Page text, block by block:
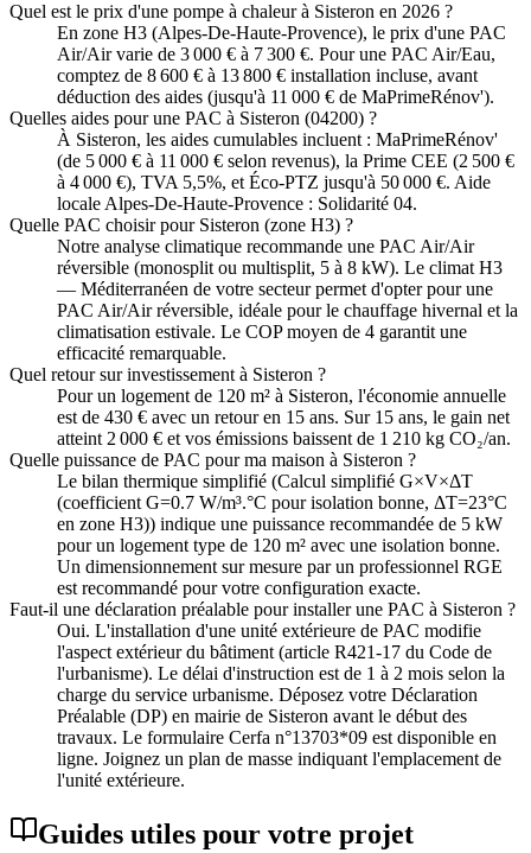
Quel est le prix d'une pompe à chaleur à Sisteron en 2026 ?
En zone H3 (Alpes-De-Haute-Provence), le prix d'une PAC
Air/Air varie de 3 000 € à 7 300 €. Pour une PAC Air/Eau,
comptez de 8 600 € à 13 800 € installation incluse, avant
déduction des aides (jusqu'à 11 000 € de MaPrimeRénov').
Quelles aides pour une PAC à Sisteron (04200) ?
À Sisteron, les aides cumulables incluent : MaPrimeRénov'
(de 5 000 € à 11 000 € selon revenus), la Prime CEE (2 500 €
à 4 000 €), TVA 5,5%, et Éco-PTZ jusqu'à 50 000 €. Aide
locale Alpes-De-Haute-Provence : Solidarité 04.
Quelle PAC choisir pour Sisteron (zone H3) ?
Notre analyse climatique recommande une PAC Air/Air
réversible (monosplit ou multisplit, 5 à 8 kW). Le climat H3
— Méditerranéen de votre secteur permet d'opter pour une
PAC Air/Air réversible, idéale pour le chauffage hivernal et la
climatisation estivale. Le COP moyen de 4 garantit une
efficacité remarquable.
Quel retour sur investissement à Sisteron ?
Pour un logement de 120 m² à Sisteron, l'économie annuelle
est de 430 € avec un retour en 15 ans. Sur 15 ans, le gain net
atteint 2 000 € et vos émissions baissent de 1 210 kg CO₂/an.
Quelle puissance de PAC pour ma maison à Sisteron ?
Le bilan thermique simplifié (Calcul simplifié G×V×ΔT
(coefficient G=0.7 W/m³.°C pour isolation bonne, ΔT=23°C
en zone H3)) indique une puissance recommandée de 5 kW
pour un logement type de 120 m² avec une isolation bonne.
Un dimensionnement sur mesure par un professionnel RGE
est recommandé pour votre configuration exacte.
Faut-il une déclaration préalable pour installer une PAC à Sisteron ?
Oui. L'installation d'une unité extérieure de PAC modifie
l'aspect extérieur du bâtiment (article R421-17 du Code de
l'urbanisme). Le délai d'instruction est de 1 à 2 mois selon la
charge du service urbanisme. Déposez votre Déclaration
Préalable (DP) en mairie de Sisteron avant le début des
travaux. Le formulaire Cerfa n°13703*09 est disponible en
ligne. Joignez un plan de masse indiquant l'emplacement de
l'unité extérieure.
Guides utiles pour votre projet